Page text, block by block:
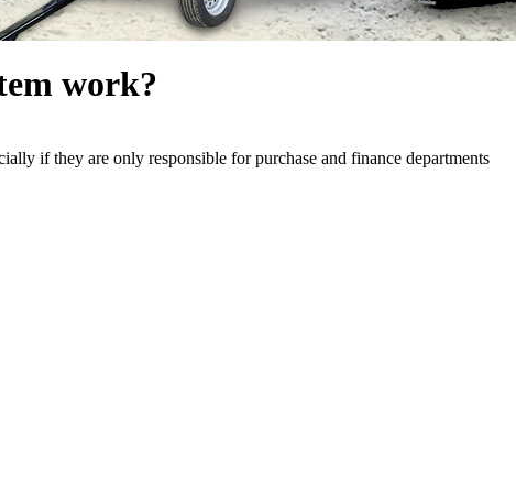
work?
if they are only responsible for purchase and finance departments